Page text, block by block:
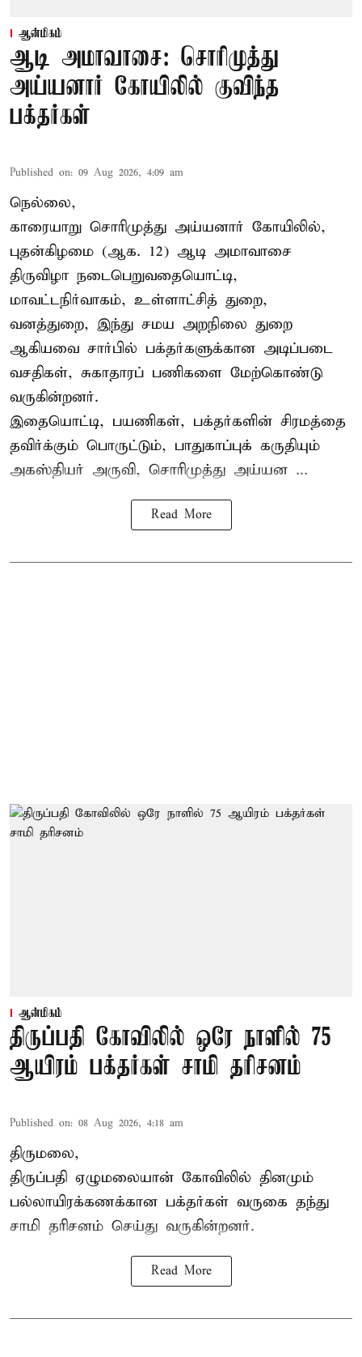
ஆன்மிகம்
ஆடி அமாவாசை: சொரிமுத்து
அய்யனார் கோயிலில் குவிந்த
பக்தர்கள்
Published on: 09 Aug 2026, 4:09 am
நெல்லை,
காரையாறு சொரிமுத்து அய்யனார் கோயிலில்,
புதன்கிழமை (ஆக. 12) ஆடி அமாவாசை
திருவிழா நடைபெறுவதையொட்டி,
மாவட்டநிர்வாகம், உள்ளாட்சித் துறை,
வனத்துறை, இந்து சமய அறநிலை துறை
ஆகியவை சார்பில் பக்தர்களுக்கான அடிப்படை
வசதிகள், சுகாதாரப் பணிகளை மேற்கொண்டு
வருகின்றனர்.
இதையொட்டி, பயணிகள், பக்தர்களின் சிரமத்தை
தவிர்க்கும் பொருட்டும், பாதுகாப்புக் கருதியும்
அகஸ்தியர் அருவி, சொரிமுத்து அய்யன ...
Read More
ஆன்மிகம்
திருப்பதி கோவிலில் ஒரே நாளில் 75
ஆயிரம் பக்தர்கள் சாமி தரிசனம்
Published on: 08 Aug 2026, 4:18 am
திருமலை,
திருப்பதி ஏழுமலையான் கோவிலில் தினமும்
பல்லாயிரக்கணக்கான பக்தர்கள் வருகை தந்து
சாமி தரிசனம் செய்து வருகின்றனர்.
Read More